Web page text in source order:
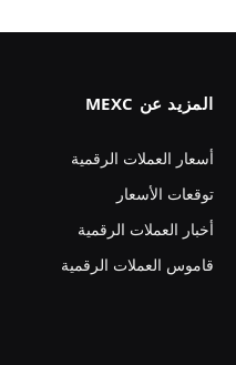
المزيد عن MEXC
أسعار العملات الرقمية
توقعات الأسعار
أخبار العملات الرقمية
قاموس العملات الرقمية